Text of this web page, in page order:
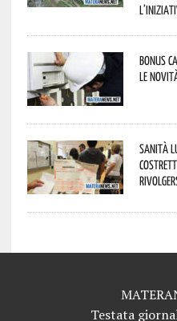
Bonus
le
Sanità
Testata